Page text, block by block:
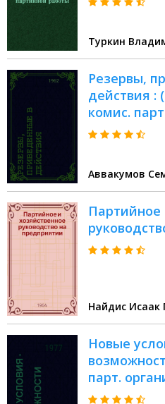
Туркин
Резервы,
действия :
комис.
Аввакумов
Партийное
Найдис Исаак
Новые
парт.
автозавода